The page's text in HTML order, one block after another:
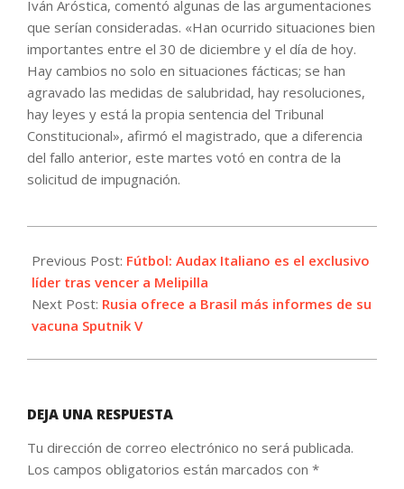
Iván Aróstica, comentó algunas de las argumentaciones
que serían consideradas. «Han ocurrido situaciones bien
importantes entre el 30 de diciembre y el día de hoy.
Hay cambios no solo en situaciones fácticas; se han
agravado las medidas de salubridad, hay resoluciones,
hay leyes y está la propia sentencia del Tribunal
Constitucional», afirmó el magistrado, que a diferencia
del fallo anterior, este martes votó en contra de la
solicitud de impugnación.
04-
27
Previous Post: Fútbol: Audax Italiano es el exclusivo
líder tras vencer a Melipilla
Next Post: Rusia ofrece a Brasil más informes de su
vacuna Sputnik V
DEJA UNA RESPUESTA
Tu dirección de correo electrónico no será publicada.
Los campos obligatorios están marcados con *